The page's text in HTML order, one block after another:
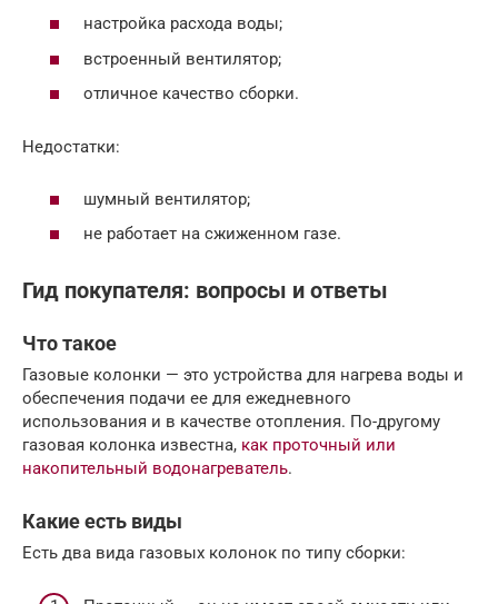
настройка расхода воды;
встроенный вентилятор;
отличное качество сборки.
Недостатки:
шумный вентилятор;
не работает на сжиженном газе.
Гид покупателя: вопросы и ответы
Что такое
Газовые колонки — это устройства для нагрева воды и
обеспечения подачи ее для ежедневного
использования и в качестве отопления. По-другому
газовая колонка известна, как проточный или
накопительный водонагреватель.
Какие есть виды
Есть два вида газовых колонок по типу сборки: